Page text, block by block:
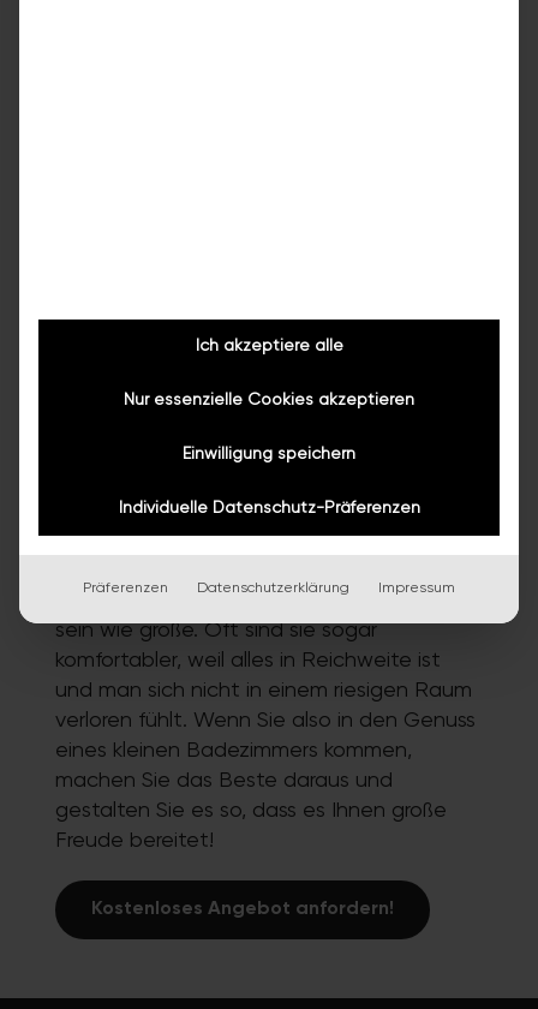
Fazit
Kleine Badezimmer können genauso schön
sein wie große. Oft sind sie sogar
komfortabler, weil alles in Reichweite ist
und man sich nicht in einem riesigen Raum
verloren fühlt. Wenn Sie also in den Genuss
eines kleinen Badezimmers kommen,
machen Sie das Beste daraus und
gestalten Sie es so, dass es Ihnen große
Freude bereitet!
Kostenloses Angebot anfordern!
Ich akzeptiere alle
Nur essenzielle Cookies akzeptieren
Einwilligung speichern
Individuelle Datenschutz-Präferenzen
Präferenzen Datenschutzerklärung Impressum